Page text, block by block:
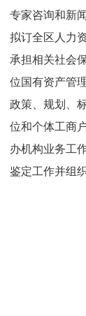
专家咨询和新
拟订全区人力
承担相关社会
位国有资产管
政策、规划、
位和个体工商
办机构业务工
鉴定工作并组